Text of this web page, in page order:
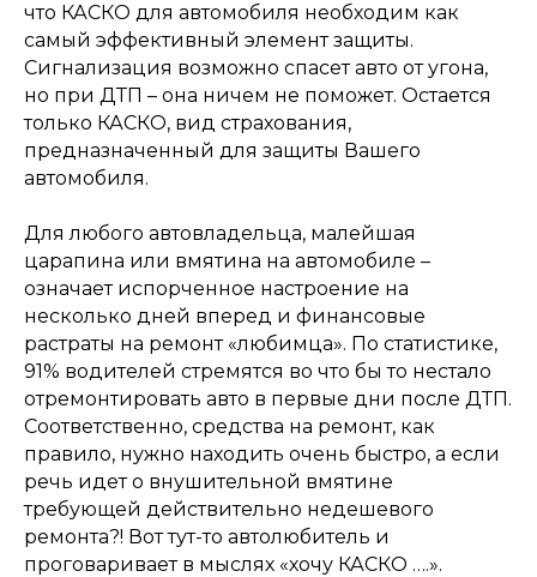
что КАСКО для автомобиля необходим как
самый эффективный элемент защиты.
Сигнализация возможно спасет авто от угона,
но при ДТП – она ничем не поможет. Остается
только КАСКО, вид страхования,
предназначенный для защиты Вашего
автомобиля.
Для любого автовладельца, малейшая
царапина или вмятина на автомобиле –
означает испорченное настроение на
несколько дней вперед и финансовые
растраты на ремонт «любимца». По статистике,
91% водителей стремятся во что бы то нестало
отремонтировать авто в первые дни после ДТП.
Соответственно, средства на ремонт, как
правило, нужно находить очень быстро, а если
речь идет о внушительной вмятине
требующей действительно недешевого
ремонта?! Вот тут-то автолюбитель и
проговаривает в мыслях «хочу КАСКО ….».